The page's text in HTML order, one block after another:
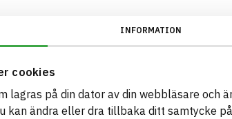
INFORMATION
cookies
lagras på din dator av din webbläsare och
kan ändra eller dra tillbaka ditt samtycke